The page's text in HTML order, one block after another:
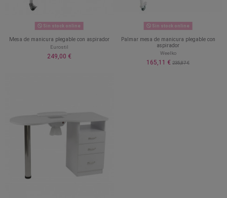
Sin stock online
Mesa de manicura plegable con aspirador
Eurostil
249,00 €
Sin stock online
Palmar mesa de manicura plegable con
aspirador
Weelko
165,11 € 235,87 €